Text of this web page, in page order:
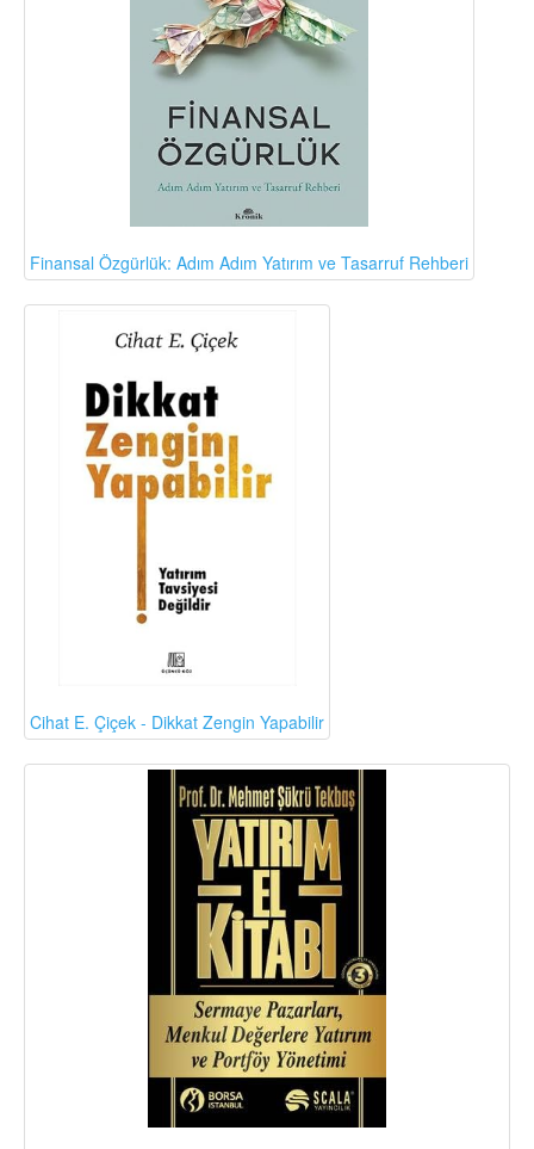
Finansal Özgürlük: Adım Adım Yatırım ve Tasarruf Rehberi
Cihat E. Çiçek - Dikkat Zengin Yapabilir